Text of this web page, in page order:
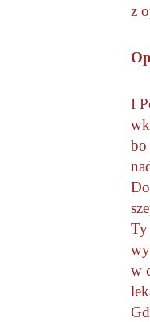
z
I
bo
Ty
w